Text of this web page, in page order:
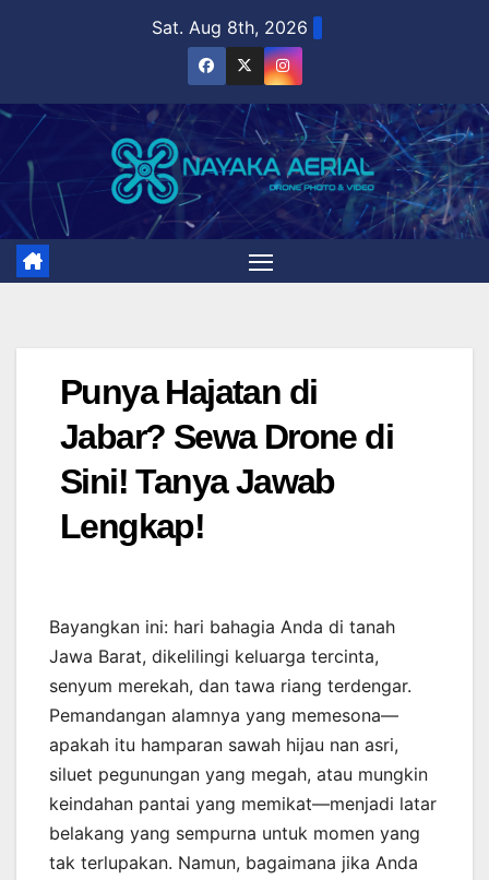
Sat. Aug 8th, 2026
Punya Hajatan di
Jabar? Sewa Drone di
Sini! Tanya Jawab
Lengkap!
Bayangkan ini: hari bahagia Anda di tanah
Jawa Barat, dikelilingi keluarga tercinta,
senyum merekah, dan tawa riang terdengar.
Pemandangan alamnya yang memesona—
apakah itu hamparan sawah hijau nan asri,
siluet pegunungan yang megah, atau mungkin
keindahan pantai yang memikat—menjadi latar
belakang yang sempurna untuk momen yang
tak terlupakan. Namun, bagaimana jika Anda